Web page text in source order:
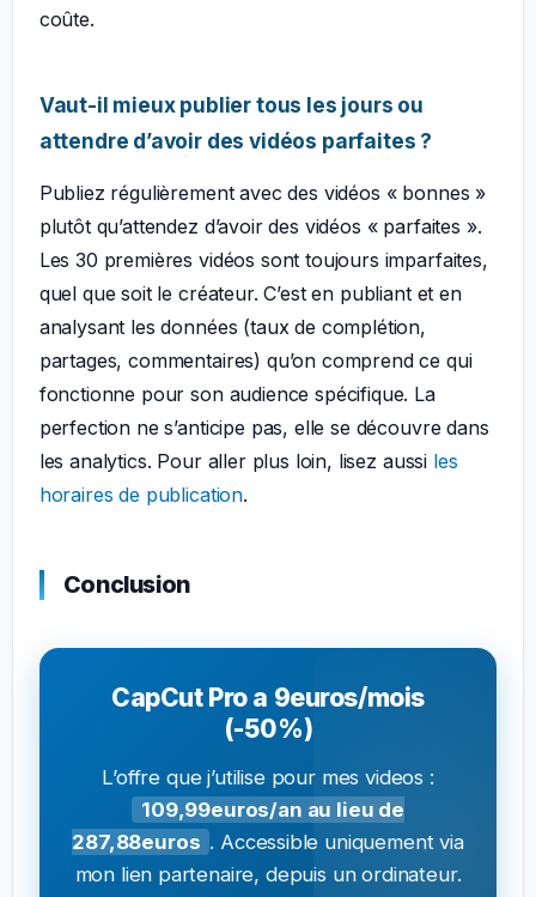
coûte.
Vaut-il mieux publier tous les jours ou
attendre d’avoir des vidéos parfaites ?
Publiez régulièrement avec des vidéos « bonnes »
plutôt qu’attendez d’avoir des vidéos « parfaites ».
Les 30 premières vidéos sont toujours imparfaites,
quel que soit le créateur. C’est en publiant et en
analysant les données (taux de complétion,
partages, commentaires) qu’on comprend ce qui
fonctionne pour son audience spécifique. La
perfection ne s’anticipe pas, elle se découvre dans
les analytics. Pour aller plus loin, lisez aussi les
horaires de publication.
Conclusion
CapCut Pro a 9euros/mois
(-50%)
L’offre que j’utilise pour mes videos :
109,99euros/an au lieu de
287,88euros . Accessible uniquement via
mon lien partenaire, depuis un ordinateur.